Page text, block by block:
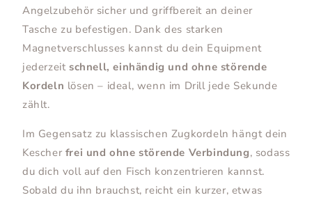
Angelzubehör sicher und griffbereit an deiner
Tasche zu befestigen. Dank des starken
Magnetverschlusses kannst du dein Equipment
jederzeit schnell, einhändig und ohne störende
Kordeln lösen – ideal, wenn im Drill jede Sekunde
zählt.
Im Gegensatz zu klassischen Zugkordeln hängt dein
Kescher frei und ohne störende Verbindung, sodass
du dich voll auf den Fisch konzentrieren kannst.
Sobald du ihn brauchst, reicht ein kurzer, etwas